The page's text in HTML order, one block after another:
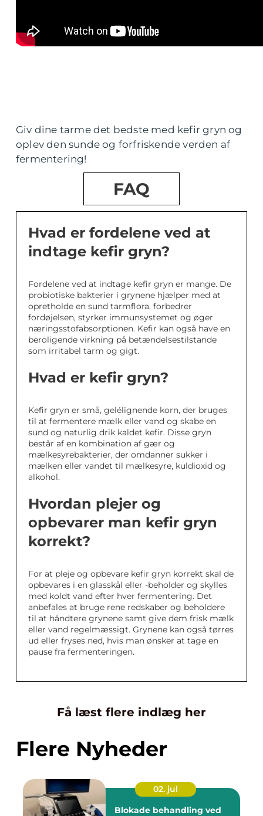
Giv dine tarme det bedste med kefir gryn og
oplev den sunde og forfriskende verden af
fermentering!
FAQ
Hvad er fordelene ved at
indtage kefir gryn?
Fordelene ved at indtage kefir gryn er mange. De
probiotiske bakterier i grynene hjælper med at
opretholde en sund tarmflora, forbedrer
fordøjelsen, styrker immunsystemet og øger
næringsstofabsorptionen. Kefir kan også have en
beroligende virkning på betændelsestilstande
som irritabel tarm og gigt.
Hvad er kefir gryn?
Kefir gryn er små, gelélignende korn, der bruges
til at fermentere mælk eller vand og skabe en
sund og naturlig drik kaldet kefir. Disse gryn
består af en kombination af gær og
mælkesyrebakterier, der omdanner sukker i
mælken eller vandet til mælkesyre, kuldioxid og
alkohol.
Hvordan plejer og
opbevarer man kefir gryn
korrekt?
For at pleje og opbevare kefir gryn korrekt skal de
opbevares i en glasskål eller -beholder og skylles
med koldt vand efter hver fermentering. Det
anbefales at bruge rene redskaber og beholdere
til at håndtere grynene samt give dem frisk mælk
eller vand regelmæssigt. Grynene kan også tørres
ud eller fryses ned, hvis man ønsker at tage en
pause fra fermenteringen.
Få læst flere indlæg her
Flere Nyheder
02. jul
Blokade behandling ved